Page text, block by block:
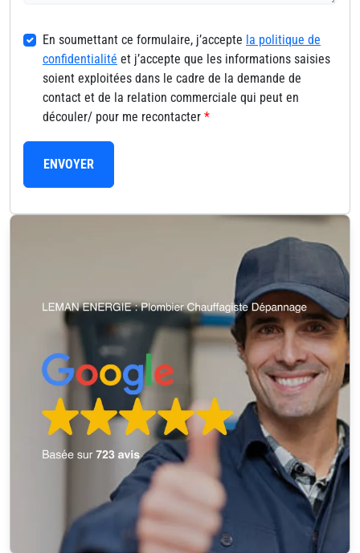
En soumettant ce formulaire, j’accepte la politique de
confidentialité et j’accepte que les informations saisies
soient exploitées dans le cadre de la demande de
contact et de la relation commerciale qui peut en
découler/ pour me recontacter *
ENVOYER